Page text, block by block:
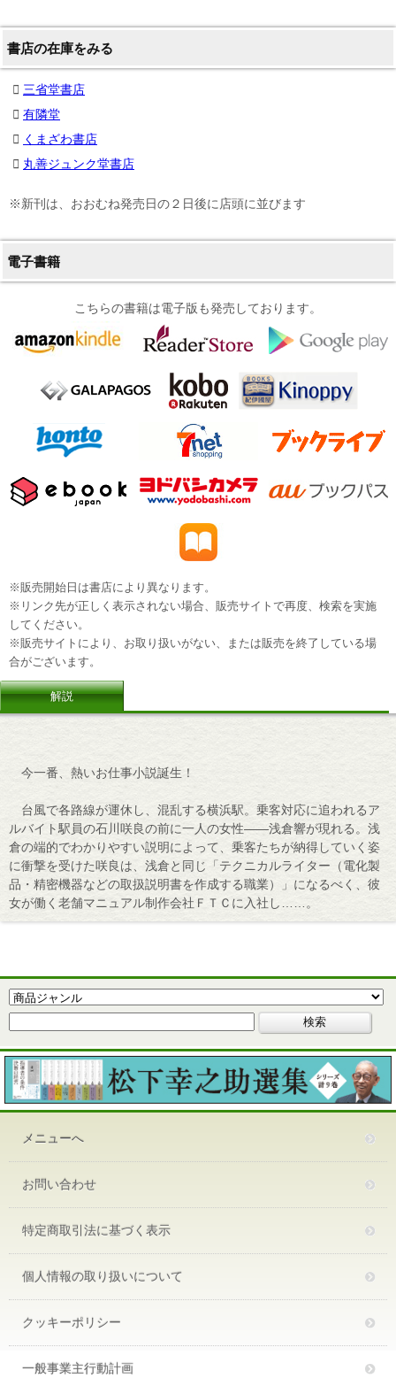
書店の在庫をみる
三省堂書店
有隣堂
くまざわ書店
丸善ジュンク堂書店
※新刊は、おおむね発売日の２日後に店頭に並びます
電子書籍
こちらの書籍は電子版も発売しております。
※販売開始日は書店により異なります。
※リンク先が正しく表示されない場合、販売サイトで再度、検索を実施
してください。
※販売サイトにより、お取り扱いがない、または販売を終了している場
合がございます。
解説
今一番、熱いお仕事小説誕生！
台風で各路線が運休し、混乱する横浜駅。乗客対応に追われるア
ルバイト駅員の石川咲良の前に一人の女性――浅倉響が現れる。浅
倉の端的でわかりやすい説明によって、乗客たちが納得していく姿
に衝撃を受けた咲良は、浅倉と同じ「テクニカルライター（電化製
品・精密機器などの取扱説明書を作成する職業）」になるべく、彼
女が働く老舗マニュアル制作会社ＦＴＣに入社し……。
メニューへ
お問い合わせ
特定商取引法に基づく表示
個人情報の取り扱いについて
クッキーポリシー
一般事業主行動計画